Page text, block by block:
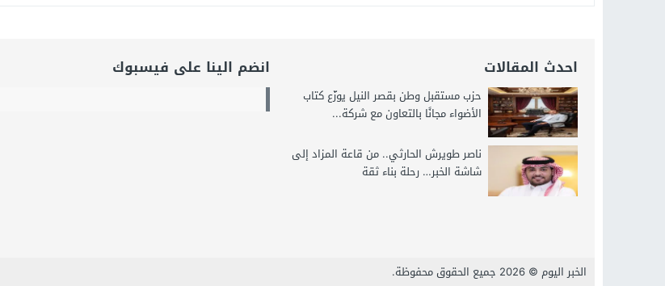
احدث المقالات
حزب مستقبل وطن بقصر النيل يوزّع كتاب
الأضواء مجانًا بالتعاون مع شركة...
ناصر طويرش الحارثي.. من قاعة المزاد إلى
شاشة الخبر… رحلة بناء ثقة
انضم الينا على فيسبوك
الخبر اليوم © 2026 جميع الحقوق محفوظة.